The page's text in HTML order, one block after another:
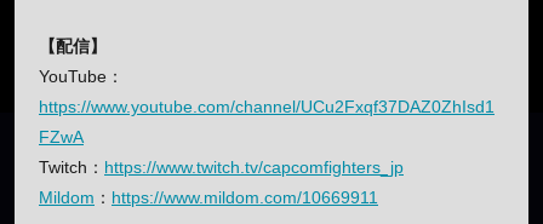
【配信】
YouTube：
https://www.youtube.com/channel/UCu2Fxqf37DAZ0ZhIsd1
FZwA
Twitch： https://www.twitch.tv/capcomfighters_jp
Mildom ： https://www.mildom.com/10669911